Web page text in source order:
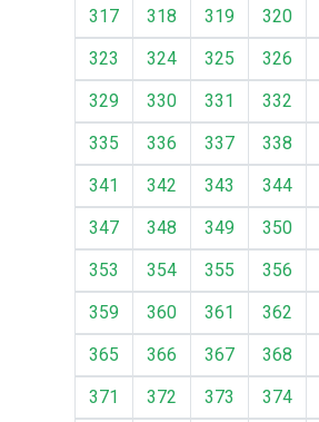
317
318 319 320
323
324 325 326
329
330 331 332
335
336 337 338
341
342 343 344
347
348 349 350
353
354 355 356
359
360 361 362
365
366 367 368
371
372 373 374